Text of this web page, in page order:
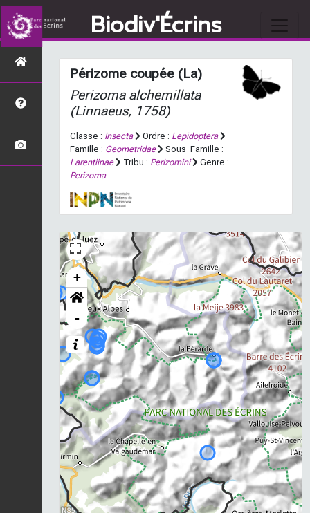
Biodiv'Écrins
Périzome coupée (La)
Perizoma alchemillata
(Linnaeus, 1758)
Classe : Insecta Ordre : Lepidoptera
Famille : Geometridae
Sous-Famille :
Larentiinae
Tribu : Perizomini
Genre :
Perizoma
+
-